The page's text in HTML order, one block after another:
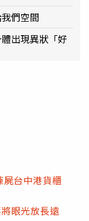
們空間
出現異狀「好
屍台中港貨櫃
眼光放長遠